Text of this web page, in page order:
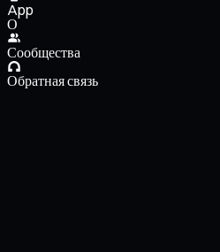
App
О
Сообщества
Обратная связь